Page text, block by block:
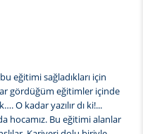
eğitimi sağladıkları için
gördüğüm eğitimler içinde
O kadar yazılır dı ki!...
hocamız. Bu eğitimi alanlar